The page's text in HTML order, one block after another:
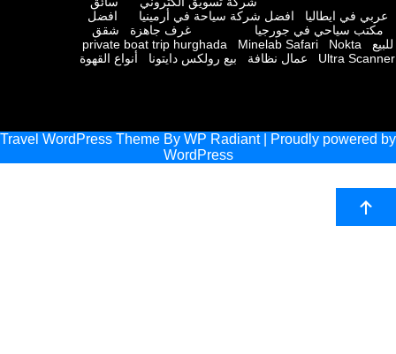
في ايطاليا
افضل شركة سياحة في أرمينيا
افضل
سياحي في جورجيا
غرف جاهزة
شقق
private boat trip hurghada
Minelab Safari
Nokta
Ultra
عمال نظافة بيع رولكس دايتونا أنواع القهوة
Travel WordPress ThemeBy WP Radiant| Proudly
WordPress